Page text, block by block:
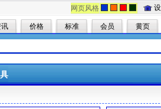
网页风格
讯 价格 标准 会员 黄页